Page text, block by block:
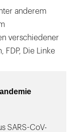
anderem
verschiedener
FDP, Die Linke
SARS-CoV-